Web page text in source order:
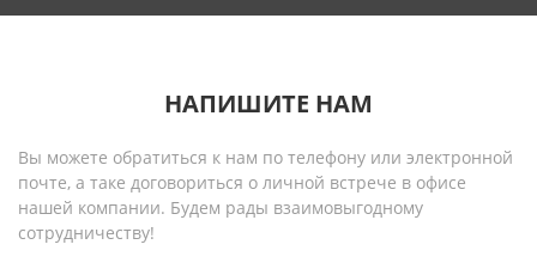
НАПИШИТЕ НАМ
Вы можете обратиться к нам по телефону или электронной
почте, а таке договориться о личной встрече в офисе
нашей компании. Будем рады взаимовыгодному
сотрудничеству!